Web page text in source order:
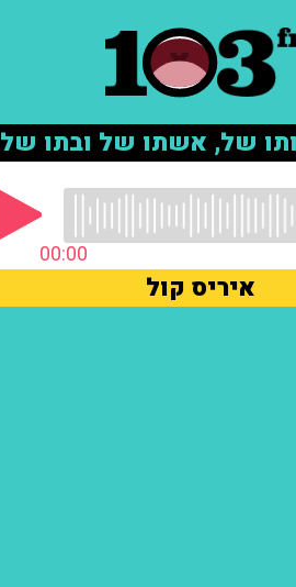
של, אשתו של ובתו של
00:00
איריס קול